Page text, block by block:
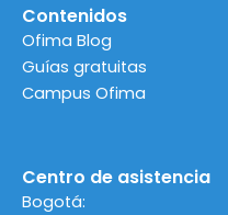
Contenidos
Ofima Blog
Guías gratuitas
Campus Ofima
Centro de asistencia
Bogotá: